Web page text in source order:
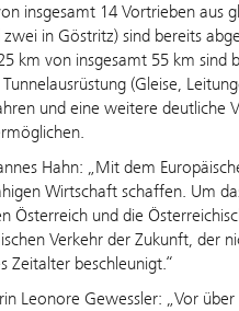
insgesamt 14 Vortrieben aus
in Göstritz) sind bereits
km von insgesamt 55 km sind
(Gleise,
und eine weitere deutliche
Hahn: „Mit dem
Wirtschaft schaffen. Um
Österreich und die
Verkehr der Zukunft, der
Zeitalter beschleunigt.“
Leonore Gewessler: „Vor